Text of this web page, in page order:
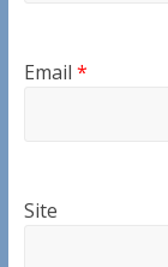
Email *
Site